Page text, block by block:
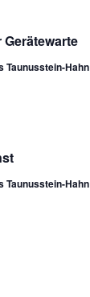
Taunusstein-Hahn
Taunusstein-Hahn